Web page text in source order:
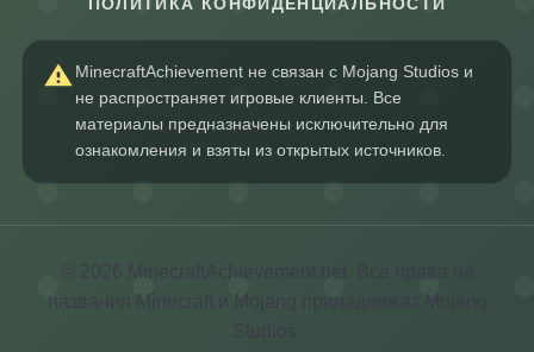
ПОЛИТИКА КОНФИДЕНЦИАЛЬНОСТИ
MinecraftAchievement не связан с Mojang Studios и
не распространяет игровые клиенты. Все
материалы предназначены исключительно для
ознакомления и взяты из открытых источников.
© 2026 MinecraftAchievement.net. Все права на
названия Minecraft и Mojang принадлежат Mojang